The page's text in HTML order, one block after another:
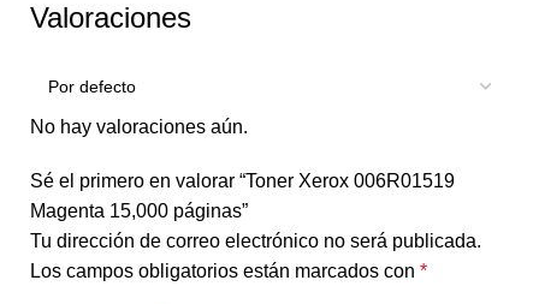
Valoraciones
No hay valoraciones aún.
Sé el primero en valorar “Toner Xerox 006R01519
Magenta 15,000 páginas”
Tu dirección de correo electrónico no será publicada.
Los campos obligatorios están marcados con *